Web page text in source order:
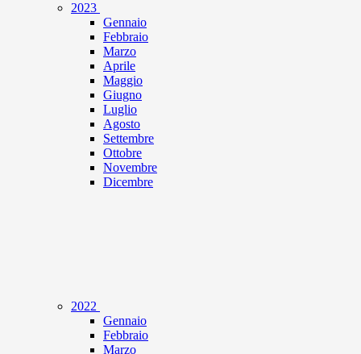
2023
Gennaio
Febbraio
Marzo
Aprile
Maggio
Giugno
Luglio
Agosto
Settembre
Ottobre
Novembre
Dicembre
2022
Gennaio
Febbraio
Marzo